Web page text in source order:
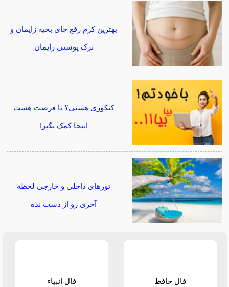
بهترین کرم رفع جای بخیه زایمان و
ترک پوستی زایمان
کنکوری هستی؟ تا فرصت هست
اینجا کمک بگیر!
تورهای داخلی و خارجی لحظه
آخری رو از دست نده
فال حافظ فال انبیاء